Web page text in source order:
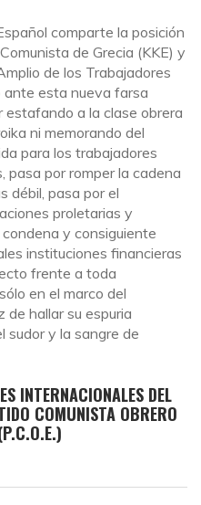
comparte la posición
de Grecia (KKE) y
de los Trabajadores
ante esta nueva farsa
estafando a la clase obrera
ni memorando del
para los trabajadores
pasa por romper la cadena
débil, pasa por el
proletarias y
y consiguiente
instituciones financieras
frente a toda
en el marco del
de hallar su espuria
sudor y la sangre de
INTERNACIONALES DEL
COMUNISTA OBRERO